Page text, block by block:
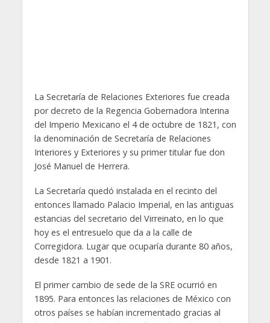
La Secretaría de Relaciones Exteriores fue creada
por decreto de la Regencia Gobernadora Interina
del Imperio Mexicano el 4 de octubre de 1821, con
la denominación de Secretaría de Relaciones
Interiores y Exteriores y su primer titular fue don
José Manuel de Herrera.
La Secretaría quedó instalada en el recinto del
entonces llamado Palacio Imperial, en las antiguas
estancias del secretario del Virreinato, en lo que
hoy es el entresuelo que da a la calle de
Corregidora. Lugar que ocuparía durante 80 años,
desde 1821 a 1901.
El primer cambio de sede de la SRE ocurrió en
1895. Para entonces las relaciones de México con
otros países se habían incrementado gracias al